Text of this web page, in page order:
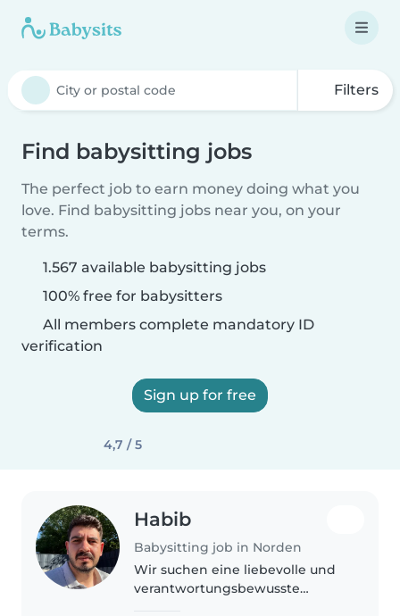
Filters
Find babysitting jobs
The perfect job to earn money doing what you
love. Find babysitting jobs near you, on your
terms.
1.567 available babysitting jobs
100% free for babysitters
All members complete mandatory ID
verification
Sign up for free
4,7 / 5
Habib
Babysitting job in Norden
Wir suchen eine liebevolle und
verantwortungsbewusste